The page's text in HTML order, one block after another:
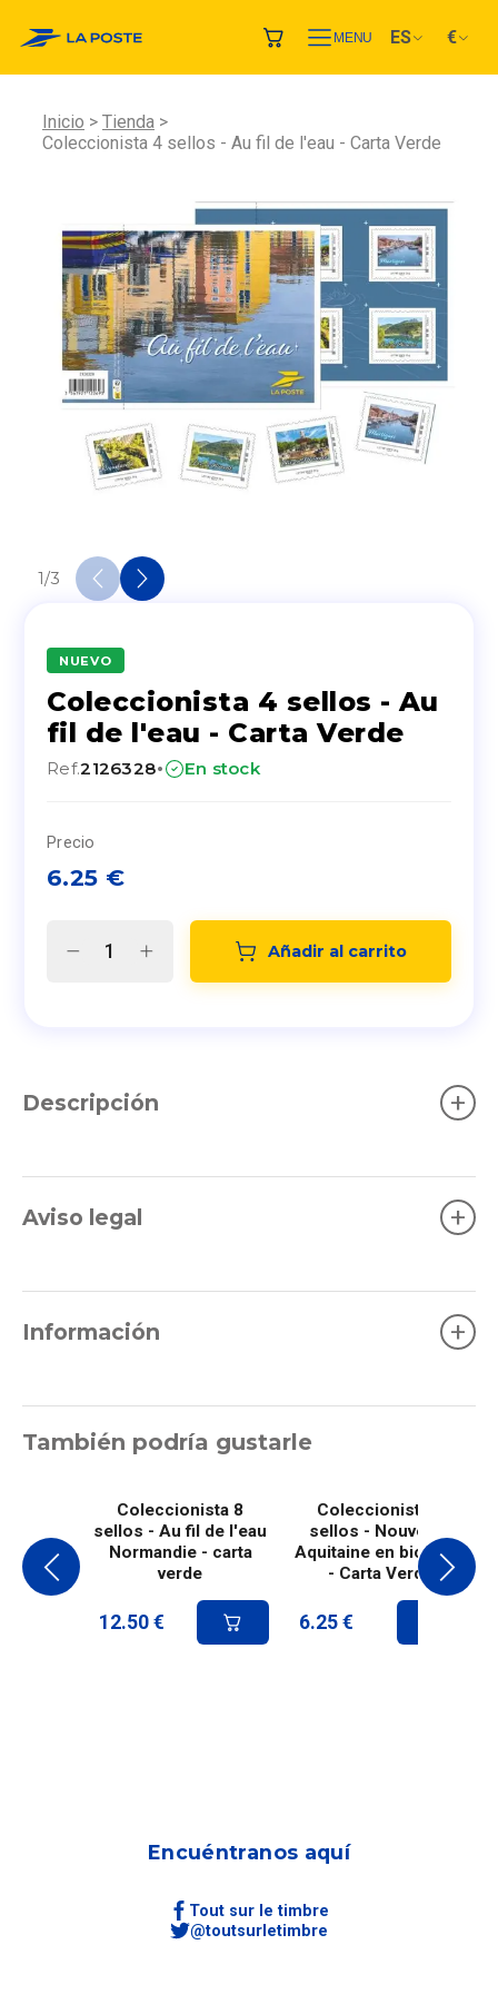
MENU ES €
Inicio
Tienda
Coleccionista 4 sellos - Au fil de l'eau - Carta Verde
1/3
NUEVO
Coleccionista 4 sellos - Au
fil de l'eau - Carta Verde
Ref.2126328· En stock
Precio
6.25 €
Añadir al carrito
Descripción +
Aviso legal +
Información +
También podría gustarle
Coleccionista 8
sellos - Au fil de l'eau
Normandie - carta
verde
12.50 €
Coleccionista 4
sellos - Nouvelle-
Aquitaine en bicicleta
- Carta Verde
6.25 €
Encuéntranos aquí
Tout sur le timbre
@toutsurletimbre